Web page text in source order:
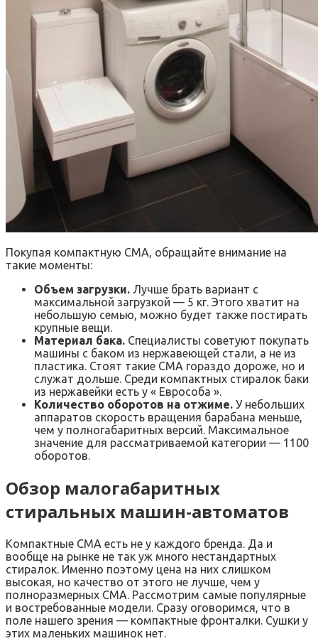
Покупая компактную СМА, обращайте внимание на
такие моменты:
Объем загрузки. Лучше брать вариант с
максимальной загрузкой — 5 кг. Этого хватит на
небольшую семью, можно будет также постирать
крупные вещи.
Материал бака. Специалисты советуют покупать
машины с баком из нержавеющей стали, а не из
пластика. Стоят такие СМА гораздо дороже, но и
служат дольше. Среди компактных стиралок баки
из нержавейки есть у « Еврособа ».
Количество оборотов на отжиме. У небольших
аппаратов скорость вращения барабана меньше,
чем у полногабаритных версий. Максимальное
значение для рассматриваемой категории — 1100
оборотов.
Обзор малогабаритных
стиральных машин-автоматов
Компактные СМА есть не у каждого бренда. Да и
вообще на рынке не так уж много нестандартных
стиралок. Именно поэтому цена на них слишком
высокая, но качество от этого не лучше, чем у
полноразмерных СМА. Рассмотрим самые популярные
и востребованные модели. Сразу оговоримся, что в
поле нашего зрения — компактные фронталки. Сушки у
этих маленьких машинок нет.